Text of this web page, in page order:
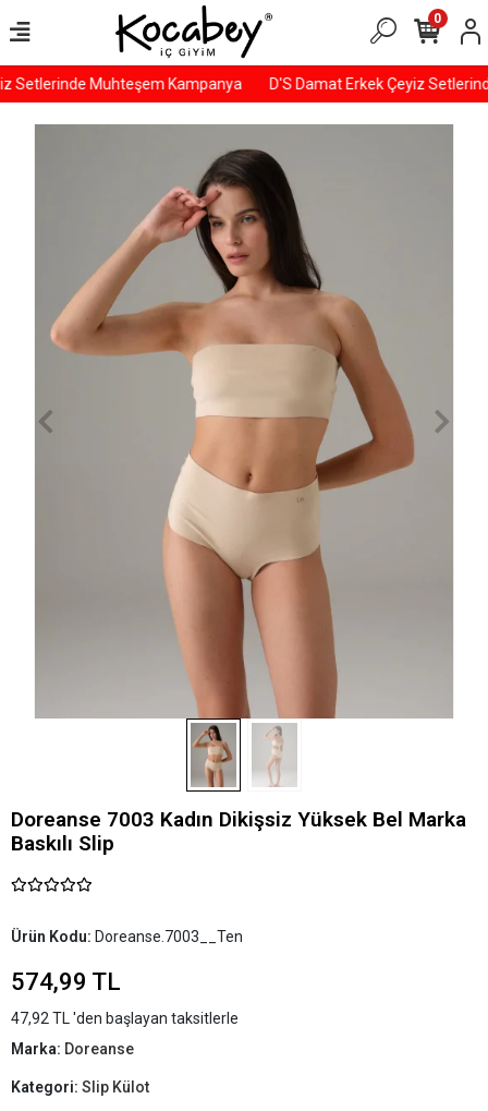
Setlerinde Muhteşem Kampanya D'S Damat Erkek Çeyiz
0
Doreanse 7003 Kadın Dikişsiz Yüksek Bel Marka
Baskılı Slip
Ürün Kodu: Doreanse.7003__Ten
574,99 TL
47,92 TL 'den başlayan taksitlerle
Marka: Doreanse
Kategori: Slip Külot